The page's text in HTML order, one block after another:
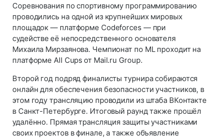
Соревнования по спортивному программированию
проводились на одной из крупнейших мировых
площадок — платформе Codeforces — при
судействе её непосредственного основателя
Михаила Мирзаянова. Чемпионат по ML проходит на
платформе All Cups от Mail.ru Group.
Второй год подряд финалисты турнира собираются
онлайн для обеспечения безопасности участников, в
этом году трансляцию проводили из штаба ВКонтакте
в Санкт-Петербурге. Итоговый раунд также прошёл
удалённо. Прямая трансляция защиты участниками
своих проектов в финале, а также объявление